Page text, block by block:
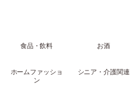
食品・飲料 お酒
ホームファッショ
ン
シニア・介護関連